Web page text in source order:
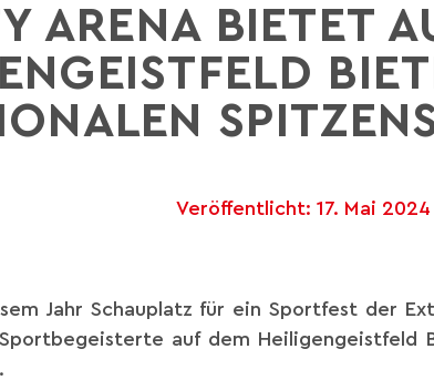
ARENA BIETET
Veröffentlicht: 17. Mai 2024
Jahr Schauplatz für ein Sportfest der
auf dem Heiligengeistfeld